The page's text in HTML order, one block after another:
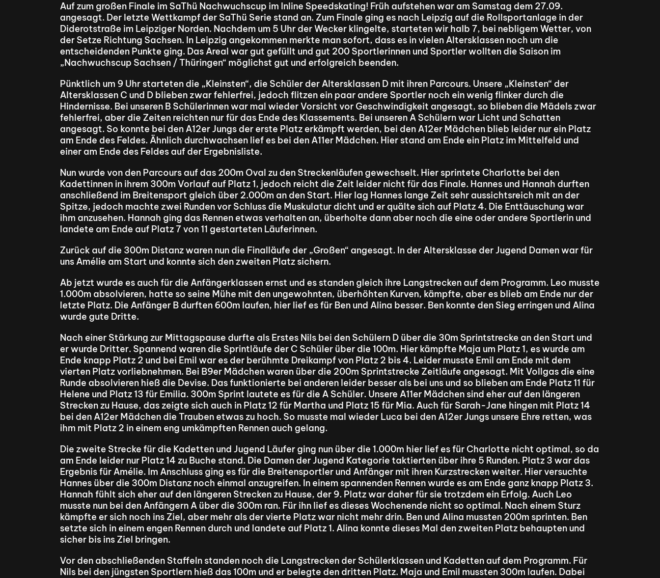
Auf zum großen Finale im SaThü Nachwuchscup im Inline Speedskating! Früh aufstehen war am Samstag dem 27.09.
angesagt. Der letzte Wettkampf der SaThü Serie stand an. Zum Finale ging es nach Leipzig auf die Rollsportanlage in der
Diderotstraße im Leipziger Norden. Nachdem um 5 Uhr der Wecker klingelte, starteten wir halb 7, bei nebligem Wetter, von
der Setze Richtung Sachsen. In Leipzig angekommen merkte man sofort, dass es in vielen Altersklassen noch um die
entscheidenden Punkte ging. Das Areal war gut gefüllt und gut 200 Sportlerinnen und Sportler wollten die Saison im
„Nachwuchscup Sachsen / Thüringen“ möglichst gut und erfolgreich beenden.
Pünktlich um 9 Uhr starteten die „Kleinsten“, die Schüler der Altersklassen D mit ihren Parcours. Unsere „Kleinsten“ der
Altersklassen C und D blieben zwar fehlerfrei, jedoch flitzen ein paar andere Sportler noch ein wenig flinker durch die
Hindernisse. Bei unseren B Schülerinnen war mal wieder Vorsicht vor Geschwindigkeit angesagt, so blieben die Mädels zwar
fehlerfrei, aber die Zeiten reichten nur für das Ende des Klassements. Bei unseren A Schülern war Licht und Schatten
angesagt. So konnte bei den A12er Jungs der erste Platz erkämpft werden, bei den A12er Mädchen blieb leider nur ein Platz
am Ende des Feldes. Ähnlich durchwachsen lief es bei den A11er Mädchen. Hier stand am Ende ein Platz im Mittelfeld und
einer am Ende des Feldes auf der Ergebnisliste.
Nun wurde von den Parcours auf das 200m Oval zu den Streckenläufen gewechselt. Hier sprintete Charlotte bei den
Kadettinnen in ihrem 300m Vorlauf auf Platz 1, jedoch reicht die Zeit leider nicht für das Finale. Hannes und Hannah durften
anschließend im Breitensport gleich über 2.000m an den Start. Hier lag Hannes lange Zeit sehr aussichtsreich mit an der
Spitze, jedoch machte zwei Runden vor Schluss die Muskulatur dicht und er quälte sich auf Platz 4. Die Enttäuschung war
ihm anzusehen. Hannah ging das Rennen etwas verhalten an, überholte dann aber noch die eine oder andere Sportlerin und
landete am Ende auf Platz 7 von 11 gestarteten Läuferinnen.
Zurück auf die 300m Distanz waren nun die Finalläufe der „Großen“ angesagt. In der Altersklasse der Jugend Damen war für
uns Amélie am Start und konnte sich den zweiten Platz sichern.
Ab jetzt wurde es auch für die Anfängerklassen ernst und es standen gleich ihre Langstrecken auf dem Programm. Leo musste
1.000m absolvieren, hatte so seine Mühe mit den ungewohnten, überhöhten Kurven, kämpfte, aber es blieb am Ende nur der
letzte Platz. Die Anfänger B durften 600m laufen, hier lief es für Ben und Alina besser. Ben konnte den Sieg erringen und Alina
wurde gute Dritte.
Nach einer Stärkung zur Mittagspause durfte als Erstes Nils bei den Schülern D über die 30m Sprintstrecke an den Start und
er wurde Dritter. Spannend waren die Sprintläufe der C Schüler über die 100m. Hier kämpfte Maja um Platz 1, es wurde am
Ende knapp Platz 2 und bei Emil war es der berühmte Dreikampf von Platz 2 bis 4. Leider musste Emil am Ende mit dem
vierten Platz vorliebnehmen. Bei B9er Mädchen waren über die 200m Sprintstrecke Zeitläufe angesagt. Mit Vollgas die eine
Runde absolvieren hieß die Devise. Das funktionierte bei anderen leider besser als bei uns und so blieben am Ende Platz 11 für
Helene und Platz 13 für Emilia. 300m Sprint lautete es für die A Schüler. Unsere A11er Mädchen sind eher auf den längeren
Strecken zu Hause, das zeigte sich auch in Platz 12 für Martha und Platz 15 für Mia. Auch für Sarah-Jane hingen mit Platz 14
bei den A12er Mädchen die Trauben etwas zu hoch. So musste mal wieder Luca bei den A12er Jungs unsere Ehre retten, was
ihm mit Platz 2 in einem eng umkämpften Rennen auch gelang.
Die zweite Strecke für die Kadetten und Jugend Läufer ging nun über die 1.000m hier lief es für Charlotte nicht optimal, so da
am Ende leider nur Platz 14 zu Buche stand. Die Damen der Jugend Kategorie taktierten über ihre 5 Runden. Platz 3 war das
Ergebnis für Amélie. Im Anschluss ging es für die Breitensportler und Anfänger mit ihren Kurzstrecken weiter. Hier versuchte
Hannes über die 300m Distanz noch einmal anzugreifen. In einem spannenden Rennen wurde es am Ende ganz knapp Platz 3.
Hannah fühlt sich eher auf den längeren Strecken zu Hause, der 9. Platz war daher für sie trotzdem ein Erfolg. Auch Leo
musste nun bei den Anfängern A über die 300m ran. Für ihn lief es dieses Wochenende nicht so optimal. Nach einem Sturz
kämpfte er sich noch ins Ziel, aber mehr als der vierte Platz war nicht mehr drin. Ben und Alina mussten 200m sprinten. Ben
setzte sich in einem engen Rennen durch und landete auf Platz 1. Alina konnte dieses Mal den zweiten Platz behaupten und
sicher bis ins Ziel bringen.
Vor den abschließenden Staffeln standen noch die Langstrecken der Schülerklassen und Kadetten auf dem Programm. Für
Nils bei den jüngsten Sportlern hieß das 100m und er belegte den dritten Platz. Maja und Emil mussten 300m laufen. Dabei